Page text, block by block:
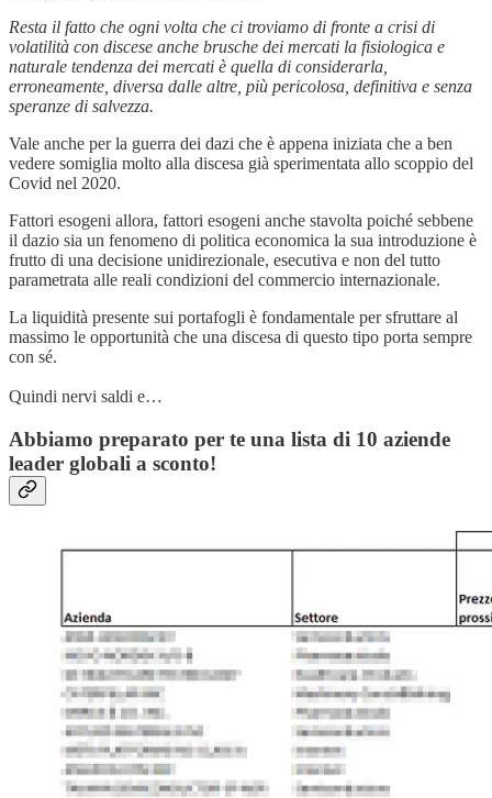
Resta il fatto che ogni volta che ci troviamo di fronte a crisi di
volatilità con discese anche brusche dei mercati la fisiologica e
naturale tendenza dei mercati è quella di considerarla,
erroneamente, diversa dalle altre, più pericolosa, definitiva e senza
speranze di salvezza.
Vale anche per la guerra dei dazi che è appena iniziata che a ben
vedere somiglia molto alla discesa già sperimentata allo scoppio del
Covid nel 2020.
Fattori esogeni allora, fattori esogeni anche stavolta poiché sebbene
il dazio sia un fenomeno di politica economica la sua introduzione è
frutto di una decisione unidirezionale, esecutiva e non del tutto
parametrata alle reali condizioni del commercio internazionale.
La liquidità presente sui portafogli è fondamentale per sfruttare al
massimo le opportunità che una discesa di questo tipo porta sempre
con sé.
Quindi nervi saldi e…
Abbiamo preparato per te una lista di 10 aziende
leader globali a sconto!